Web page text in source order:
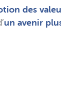
des
un avenir